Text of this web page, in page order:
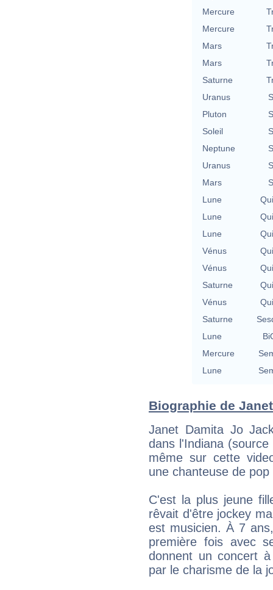
Mercure
Mercure
Mars
Mars
Saturne
Uranus
Pluton
Soleil
Neptune
Uranus
Mars
Lune
Lune
Lune
Vénus
Vénus
Saturne
Vénus
Saturne
Lune
Mercure
Lune
Biographie de
Janet Damita Jo
dans l'Indiana
même sur cette
une chanteuse de
C'est la plus jeune
rêvait d'être jockey
est musicien. À 7
première fois avec
donnent un concert
par le charisme de la